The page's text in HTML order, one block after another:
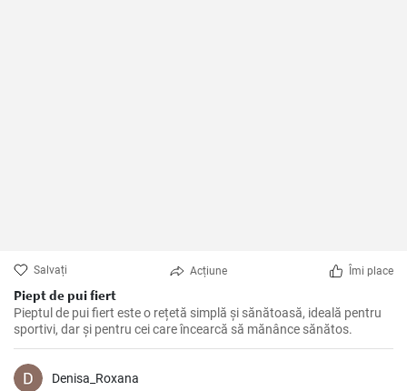
Salvați Acțiune Îmi place
Piept de pui fiert
Pieptul de pui fiert este o rețetă simplă și sănătoasă, ideală pentru
sportivi, dar și pentru cei care încearcă să mănânce sănătos.
Denisa_Roxana